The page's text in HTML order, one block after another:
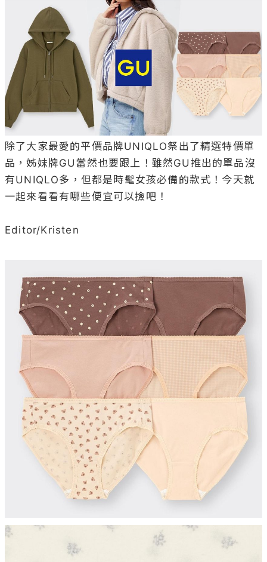
除了大家最愛的平價品牌UNIQLO祭出了精選特價單
品，姊妹牌GU當然也要跟上！雖然GU推出的單品沒
有UNIQLO多，但都是時髦女孩必備的款式！今天就
一起來看看有哪些便宜可以撿吧！
Editor/Kristen